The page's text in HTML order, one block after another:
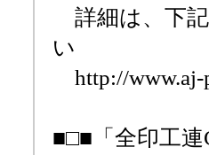
詳細は、下
い
http://www.aj-
■□■「全印工